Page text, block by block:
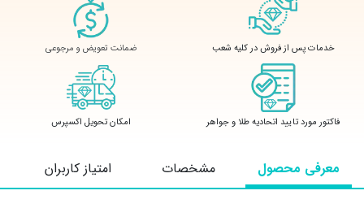
خدمات پس از فروش در کلیه شعب ضمانت تعویض و مرجوعی
فاکتور مورد تایید اتحادیه طلا و جواهر امکان تحویل اکسپرس
معرفی محصول مشخصات امتیاز کاربران